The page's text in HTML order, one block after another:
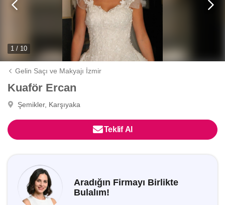
1 / 10
Gelin Saçı ve Makyajı İzmir
Kuaför Ercan
Şemikler, Karşıyaka
Teklif Al
Aradığın Firmayı Birlikte
Bulalım!